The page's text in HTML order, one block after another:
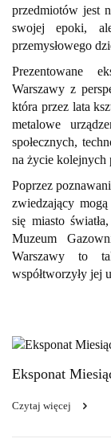
przedmiotów jest
swojej epoki,
przemysłowego
Prezentowane
Warszawy z
która przez lata
metalowe
społecznych,
na życie kolejnych
Poprzez
zwiedzający
się miasto
Muzeum
Warszawy to
współtworzyły jej
Eksponat
Czytaj więcej